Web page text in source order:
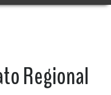
Regional